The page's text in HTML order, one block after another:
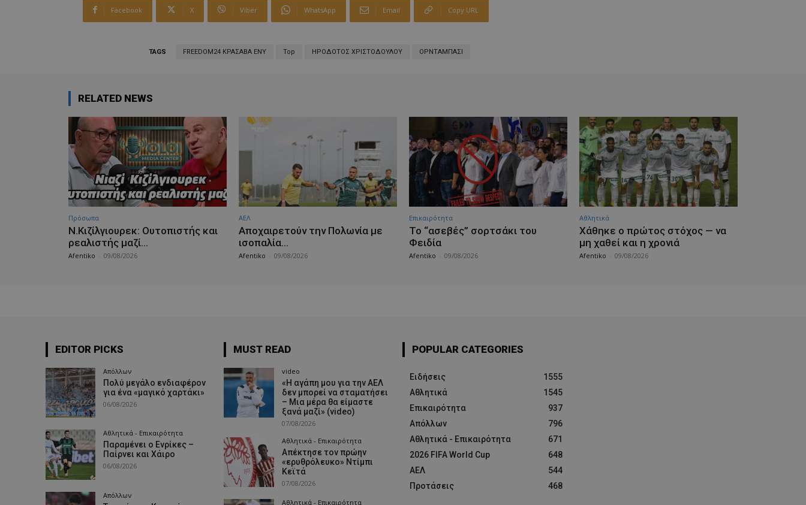
Facebook X Viber WhatsApp Email Copy URL
TAGS FREEDOM24 ΚΡΑΣΑΒΑ ΕΝΥ Top ΗΡΟΔΟΤΟΣ ΧΡΙΣΤΟΔΟΥΛΟΥ ΟΡΝΤΑΜΠΑΣΙ
RELATED NEWS
Πρόσωπα
Ν.Κιζίλγιουρεκ: Ουτοπιστής και
ρεαλιστής μαζί…
Afentiko 09/08/2026
ΑΕΛ
Aποχαιρετούν την Πολωνία με
ισοπαλία…
Afentiko 09/08/2026
Επικαιρότητα
Το “ασεβές” σορτσάκι του
Φειδία
Afentiko 09/08/2026
Αθλητικά
Χάθηκε ο πρώτος στόχος — να
μη χαθεί και η χρονιά
Afentiko 09/08/2026
EDITOR PICKS
Απόλλων
Πολύ μεγάλο ενδιαφέρον
για ένα «μαγικό χαρτάκι»
06/08/2026
Αθλητικά - Επικαιρότητα
Παραμένει ο Ενρίκες –
Παίρνει και Χάιρο
06/08/2026
Απόλλων
MUST READ
video
«Η αγάπη μου για την ΑΕΛ
δεν μπορεί να σταματήσει
– Μια μέρα θα είμαστε
ξανά μαζί» (video)
07/08/2026
Αθλητικά - Επικαιρότητα
Απέκτησε τον πρώην
«ερυθρόλευκο» Ντίμπι
Κεϊτά
07/08/2026
Αθλητικά - Επικαιρότητα
POPULAR CATEGORIES
Ειδήσεις
1555
Αθλητικά
1545
Επικαιρότητα
937
Απόλλων
796
Αθλητικά - Επικαιρότητα
671
2026 FIFA World Cup
648
ΑΕΛ
544
Προτάσεις
468